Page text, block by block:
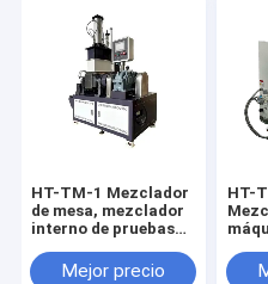
HT-TM-1 Mezclador
de mesa, mezclador
interno de pruebas
flexión de dispersión
Mejor precio
HT-
de